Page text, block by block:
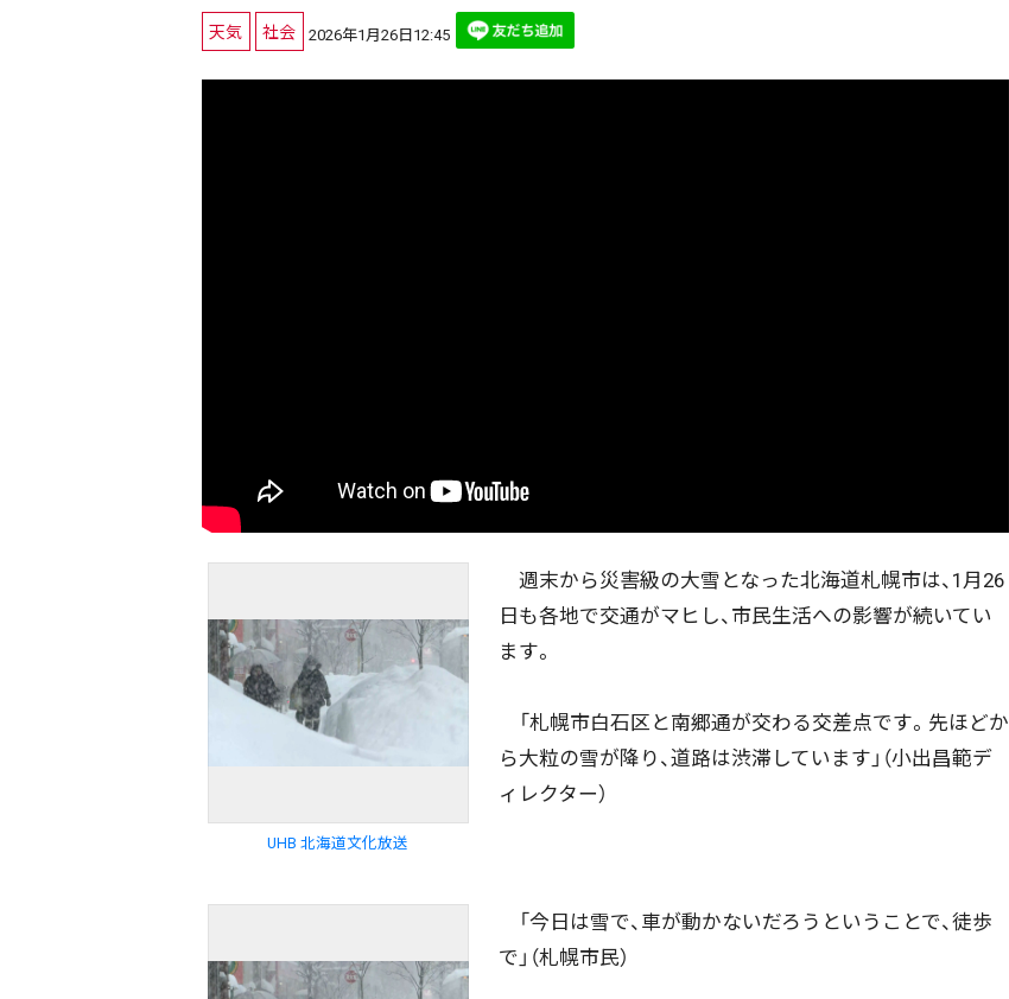
天気 社会 2026年1月26日12:45
UHB 北海道文化放送
週末から災害級の大雪となった北海道札幌市は、1月26
日も各地で交通がマヒし、市民生活への影響が続いてい
ます。
「札幌市白石区と南郷通が交わる交差点です。先ほどか
ら大粒の雪が降り、道路は渋滞しています」（小出昌範デ
ィレクター）
「今日は雪で、車が動かないだろうということで、徒歩
で」（札幌市民）